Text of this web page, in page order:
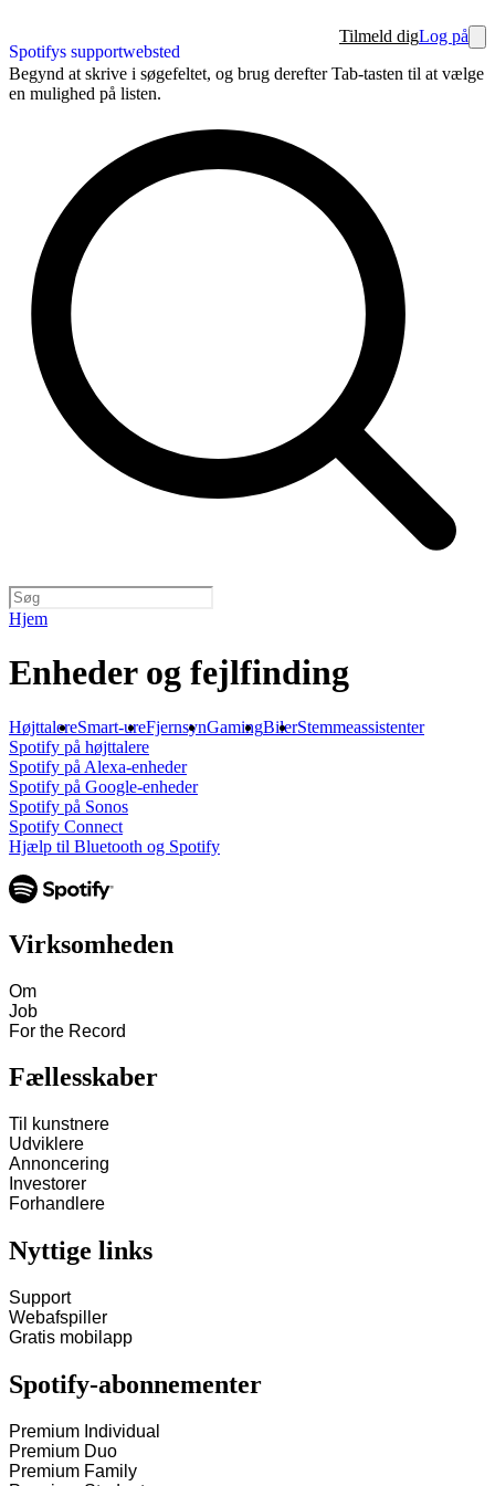
Spotifys supportwebsted
Tilmeld digLog på
Begynd at skrive i søgefeltet, og brug derefter Tab-tasten til at vælge
en mulighed på listen.
Hjem
Enheder og fejlfinding
HøjttalereSmart-ureFjernsynGamingBilerStemmeassistenter
Spotify på højttalere
Spotify på Alexa-enheder
Spotify på Google-enheder
Spotify på Sonos
Spotify Connect
Hjælp til Bluetooth og Spotify
Virksomheden
Om
Job
For the Record
Fællesskaber
Til kunstnere
Udviklere
Annoncering
Investorer
Forhandlere
Nyttige links
Support
Webafspiller
Gratis mobilapp
Spotify-abonnementer
Premium Individual
Premium Duo
Premium Family